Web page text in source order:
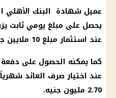
عميل شهادة البنك الأهلي
عند استثمار مبلغ 10 ملايين جنيه في الشهادة.
عند اختيار صرف العائد
2.70 مليون جنيه.